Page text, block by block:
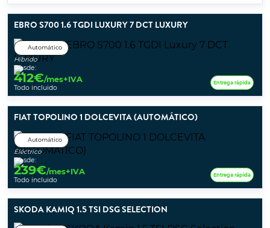
EBRO S700 1.6 TGDI LUXURY 7 DCT LUXURY
Automático
Híbrido
Desde:
412€/mes+IVA
Todo incluido
Entrega rápida
FIAT TOPOLINO 1 DOLCEVITA (AUTOMÁTICO)
Automático
Eléctrico
Desde:
239€/mes+IVA
Todo incluido
Entrega rápida
SKODA KAMIQ 1.5 TSI DSG SELECTION